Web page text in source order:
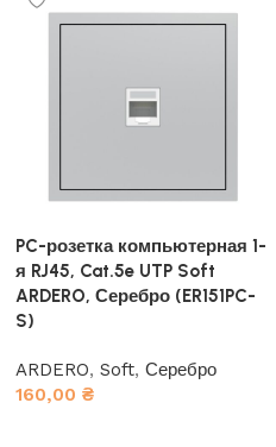
PC-розетка компьютерная 1-
я RJ45, Cat.5e UTP Soft
ARDERO, Серебро (ER151PC-
S)
ARDERO, Soft, Серебро
160,00 ₴